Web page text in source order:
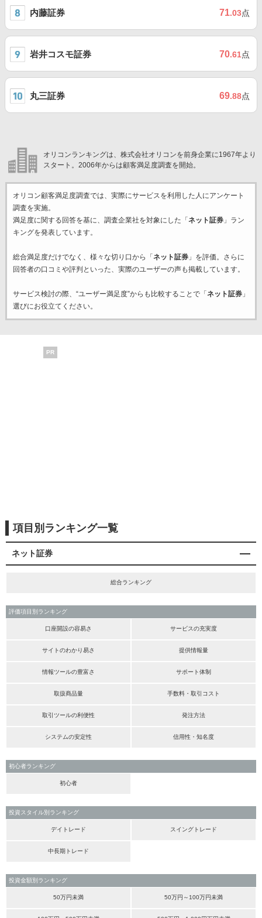
内藤証券 71.03点
岩井コスモ証券 70.61点
丸三証券 69.88点
オリコンランキングは、株式会社オリコンを前身企業に1967年より
スタート。2006年からは顧客満足度調査を開始。
オリコン顧客満足度調査では、実際にサービスを利用した 人にアンケート
調査を実施。
満足度に関する回答を基に、調査企業社を対象にした「 ネット証券」ラン
キングを発表しています。
総合満足度だけでなく、様々な切り口から「 ネット証券」を評価。さらに
回答者の口コミや評判といった、実際のユーザーの声も掲載しています。
サービス検討の際、“ユーザー満足度”からも比較することで「 ネット証券」
選びにお役立てください。
PR
項目別ランキング一覧
ネット証券
総合ランキング
評価項目別ランキング
口座開設の容易さ サービスの充実度
サイトのわかり易さ 提供情報量
情報ツールの豊富さ サポート体制
取扱商品量 手数料・取引コスト
取引ツールの利便性 発注方法
システムの安定性 信用性・知名度
初心者ランキング
初心者
投資スタイル別ランキング
デイトレード スイングトレード
中長期トレード
投資金額別ランキング
50万円未満 50万円～100万円未満